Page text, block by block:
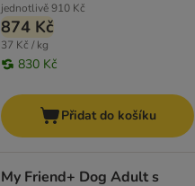
jednotlivě910 Kč
874 Kč
37 Kč / kg
830 Kč
Přidat do košíku
My Friend+ Dog Adult s